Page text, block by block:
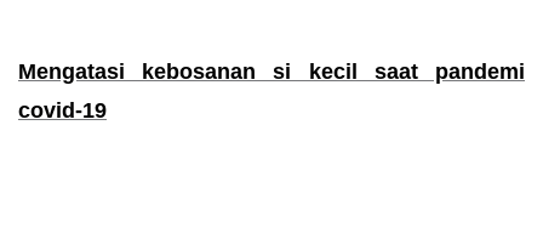
Mengatasi kebosanan si kecil saat pandemi
covid-19